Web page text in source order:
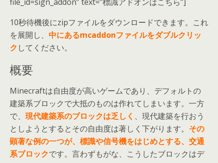
10秒待機後にzipファイルをダウンロードできます。これ
を展開し、 中にあるmcaddonファイルをダブルクリッ
ク してください。
概要
Minecraftは自由度が高いゲームであり、デフォルトの
建築系ブロックで大抵のものは作れてしまいます。一方
で、 現代建築系のブロックは乏しく 、現代建築を行おう
としようとするとその自由度は著しく下がります。 その
顕著な例の一つが、標識や信号機をはじめとする、交通
系ブロックです。言わずもがな、こうしたブロックはデ